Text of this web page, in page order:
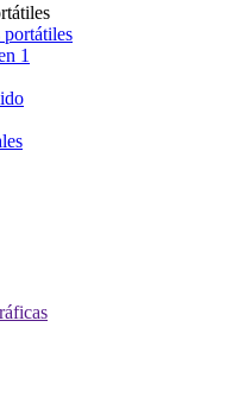
portátiles
1